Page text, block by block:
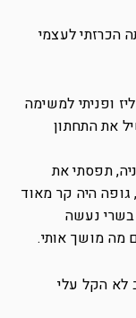
הכרזתי לעצמי
ופניתי למשימה
את התחתון
תפסתי את
גופה היה קר מאוד
בשרי נעשה
מה מושך אותי.
לא הקל עלי